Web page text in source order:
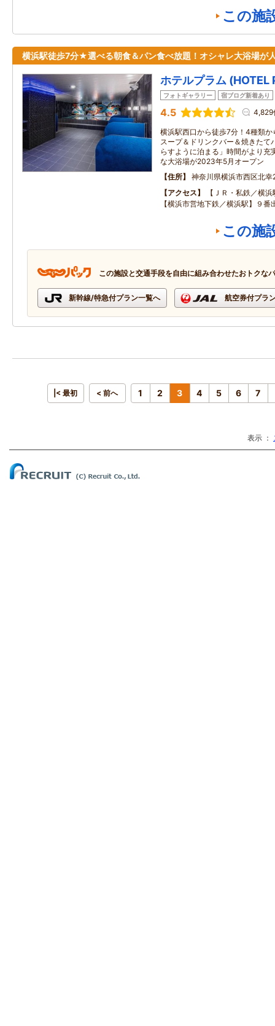
この施
横浜駅徒歩7分★選べる朝食＆パン食べ放題！オシャレ大浴場が
ホテルプラム (HOTEL
フォトギャラリー 宿ブログ新着あり
4.5 4,829
横浜駅西口から徒歩7分！4種類
スープ＆ドリンクバー＆焼きたて
らすように泊まる」時間がより充
な大浴場が2023年5月オープン
住所
神奈川県横浜市西区北
アクセス
【ＪＲ・私鉄／横
【横浜市営地下鉄／横浜駅】９
この施
この施設と交通手段を自由に組み合わせたおトクな
新幹線/特急付プラン一覧へ 航空券付プラ
|< 最初 < 前へ 1 2 3 4 5 6 7
表示 ：